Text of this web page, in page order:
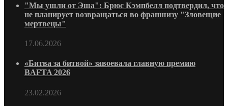
"Мы ушли от Эша": Брюс Кэмпбелл подтвердил, что
не планирует возвращаться во франшизу "Зловещие
мертвецы"
17.06.2026
«Битва за битвой» завоевала главную премию
BAFTA 2026
23.02.2026